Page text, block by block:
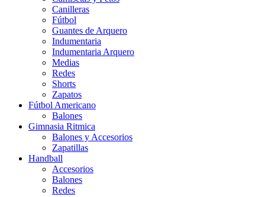
Canilleras
Fútbol
Guantes de Arquero
Indumentaria
Indumentaria Arquero
Medias
Redes
Shorts
Zapatos
Fútbol Americano
Balones
Gimnasia Ritmica
Balones y Accesorios
Zapatillas
Handball
Accesorios
Balones
Redes